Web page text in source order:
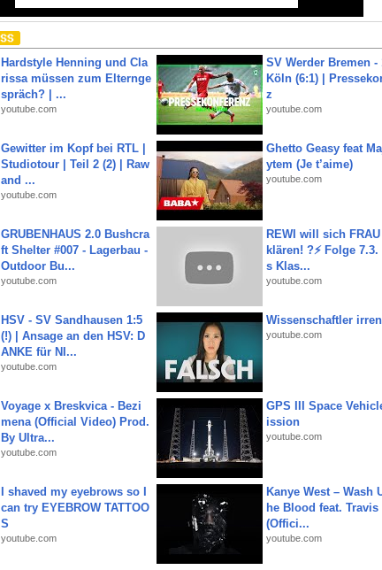
Hardstyle Henning und Cla
rissa müssen zum Elternge
spräch? | ...
youtube.com
SV Werder Bremen -
Köln (6:1) |
z
youtube.com
Gewitter im Kopf bei RTL |
Studiotour | Teil 2 (2) | Raw
and ...
youtube.com
Ghetto Geasy feat
ytem (Je t’aime)
youtube.com
GRUBENHAUS 2.0 Bushcra
ft Shelter #007 - Lagerbau -
Outdoor Bu...
youtube.com
REWI will sich
klären! ?⚡️ Folge
s Klas...
youtube.com
HSV - SV Sandhausen 1:5
(!) | Ansage an den HSV: D
ANKE für NI...
youtube.com
Wissenschaftler irren
youtube.com
Voyage x Breskvica - Bezi
mena (Official Video) Prod.
By Ultra...
youtube.com
GPS III Space
ission
youtube.com
I shaved my eyebrows so I
can try EYEBROW TATTOO
S
youtube.com
Kanye West – Wash
he Blood feat. Travis
(Offici...
youtube.com